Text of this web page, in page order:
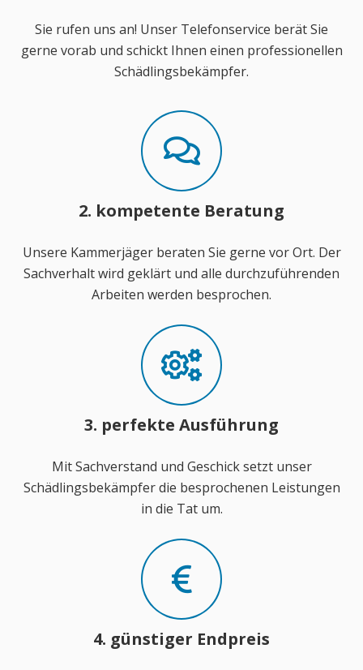
Sie rufen uns an! Unser Telefonservice berät Sie
gerne vorab und schickt Ihnen einen professionellen
Schädlingsbekämpfer.
2. kompetente Beratung
Unsere Kammerjäger beraten Sie gerne vor Ort. Der
Sachverhalt wird geklärt und alle durchzuführenden
Arbeiten werden besprochen.
3. perfekte Ausführung
Mit Sachverstand und Geschick setzt unser
Schädlingsbekämpfer die besprochenen Leistungen
in die Tat um.
4. günstiger Endpreis